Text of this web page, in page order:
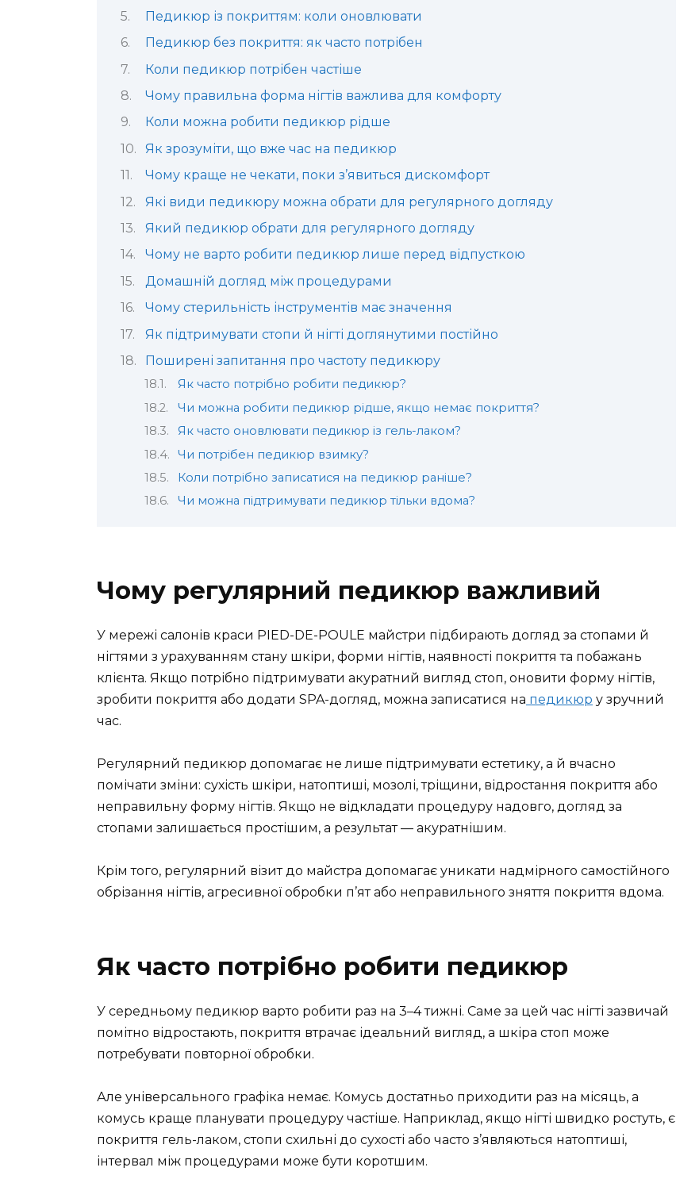
Педикюр із покриттям: коли оновлювати
Педикюр без покриття: як часто потрібен
Коли педикюр потрібен частіше
Чому правильна форма нігтів важлива для комфорту
Коли можна робити педикюр рідше
Як зрозуміти, що вже час на педикюр
Чому краще не чекати, поки з’явиться дискомфорт
Які види педикюру можна обрати для регулярного догляду
Який педикюр обрати для регулярного догляду
Чому не варто робити педикюр лише перед відпусткою
Домашній догляд між процедурами
Чому стерильність інструментів має значення
Як підтримувати стопи й нігті доглянутими постійно
Поширені запитання про частоту педикюру
Як часто потрібно робити педикюр?
Чи можна робити педикюр рідше, якщо немає покриття?
Як часто оновлювати педикюр із гель-лаком?
Чи потрібен педикюр взимку?
Коли потрібно записатися на педикюр раніше?
Чи можна підтримувати педикюр тільки вдома?
Чому регулярний педикюр важливий
У мережі салонів краси PIED-DE-POULE майстри підбирають догляд за стопами й
нігтями з урахуванням стану шкіри, форми нігтів, наявності покриття та побажань
клієнта. Якщо потрібно підтримувати акуратний вигляд стоп, оновити форму нігтів,
зробити покриття або додати SPA-догляд, можна записатися на педикюр у зручний
час.
Регулярний педикюр допомагає не лише підтримувати естетику, а й вчасно
помічати зміни: сухість шкіри, натоптиші, мозолі, тріщини, відростання покриття або
неправильну форму нігтів. Якщо не відкладати процедуру надовго, догляд за
стопами залишається простішим, а результат — акуратнішим.
Крім того, регулярний візит до майстра допомагає уникати надмірного самостійного
обрізання нігтів, агресивної обробки п’ят або неправильного зняття покриття вдома.
Як часто потрібно робити педикюр
У середньому педикюр варто робити раз на 3–4 тижні. Саме за цей час нігті зазвичай
помітно відростають, покриття втрачає ідеальний вигляд, а шкіра стоп може
потребувати повторної обробки.
Але універсального графіка немає. Комусь достатньо приходити раз на місяць, а
комусь краще планувати процедуру частіше. Наприклад, якщо нігті швидко ростуть, є
покриття гель-лаком, стопи схильні до сухості або часто з’являються натоптиші,
інтервал між процедурами може бути коротшим.